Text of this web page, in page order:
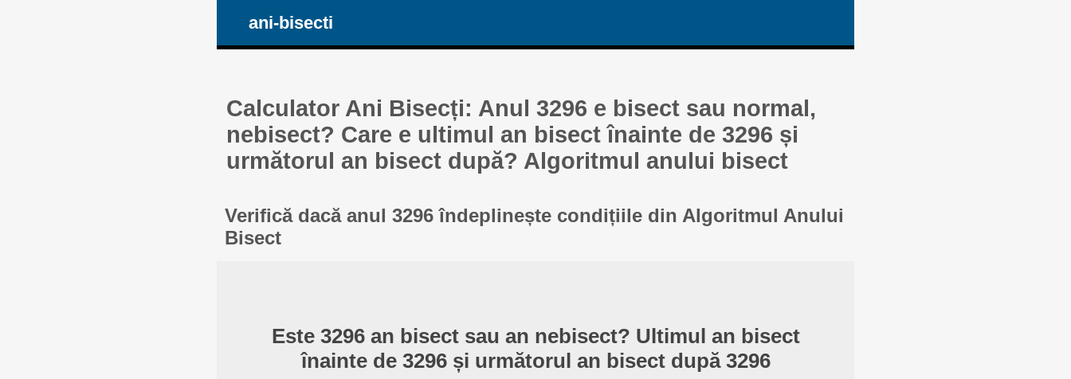
ani-bisecti
Calculator Ani Bisecți: Anul 3296 e bisect sau normal,
nebisect? Care e ultimul an bisect înainte de 3296 și
următorul an bisect după? Algoritmul anului bisect
Verifică dacă anul 3296 îndeplinește condițiile din Algoritmul Anului
Bisect
Este 3296 an bisect sau an nebisect? Ultimul an bisect
înainte de 3296 și următorul an bisect după 3296